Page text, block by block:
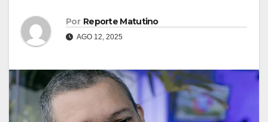
Por Reporte Matutino
AGO 12, 2025